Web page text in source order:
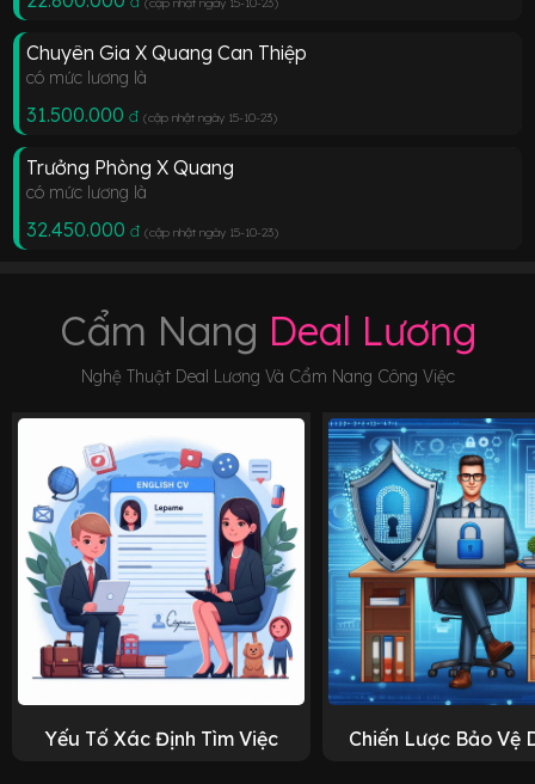
Chuyên Gia X Quang Can Thiệp
có mức lương là
31.500.000 đ (cập nhật ngày 15-10-23)
Trưởng Phòng X Quang
có mức lương là
32.450.000 đ (cập nhật ngày 15-10-23)
Cẩm Nang Deal Lương
Nghệ Thuật Deal Lương Và Cẩm Nang Công Việc
Yếu Tố Xác Định Tìm Việc Chiến Lược Bảo Vệ